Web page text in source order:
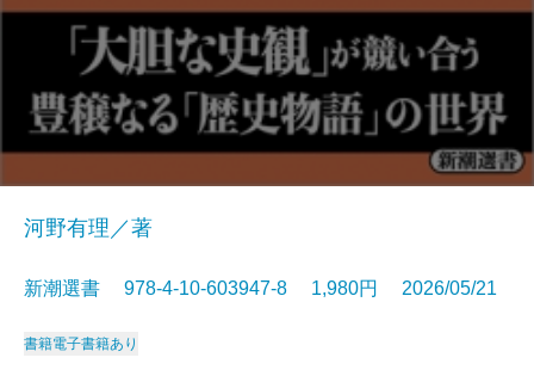
河野有理／著
新潮選書 978-4-10-603947-8 1,980円 2026/05/21
書籍電子書籍あり